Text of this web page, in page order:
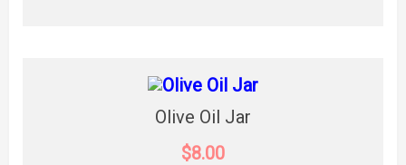
Olive Oil Jar
$8.00